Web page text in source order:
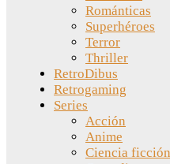
Románticas
Superhéroes
Terror
Thriller
RetroDibus
Retrogaming
Series
Acción
Anime
Ciencia ficción